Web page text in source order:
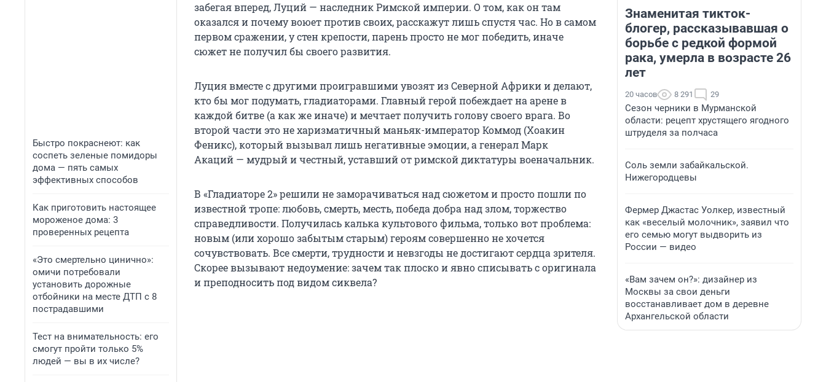
Быстро покраснеют: как
соспеть зеленые помидоры
дома — пять самых
эффективных способов
Как приготовить настоящее
мороженое дома: 3
проверенных рецепта
«Это смертельно цинично»:
омичи потребовали
установить дорожные
отбойники на месте ДТП с 8
пострадавшими
Тест на внимательность: его
смогут пройти только 5%
людей — вы в их числе?
забегая вперед, Луций — наследник Римской империи. О том, как он там
оказался и почему воюет против своих, расскажут лишь спустя час. Но в самом
первом сражении, у стен крепости, парень просто не мог победить, иначе
сюжет не получил бы своего развития.
Луция вместе с другими проигравшими увозят из Северной Африки и делают,
кто бы мог подумать, гладиаторами. Главный герой побеждает на арене в
каждой битве (а как же иначе) и мечтает получить голову своего врага. Во
второй части это не харизматичный маньяк-император Коммод (Хоакин
Феникс), который вызывал лишь негативные эмоции, а генерал Марк
Акаций — мудрый и честный, уставший от римской диктатуры военачальник.
В «Гладиаторе 2» решили не заморачиваться над сюжетом и просто пошли по
известной тропе: любовь, смерть, месть, победа добра над злом, торжество
справедливости. Получилась калька культового фильма, только вот проблема:
новым (или хорошо забытым старым) героям совершенно не хочется
сочувствовать. Все смерти, трудности и невзгоды не достигают сердца зрителя.
Скорее вызывают недоумение: зачем так плоско и явно списывать с оригинала
и преподносить под видом сиквела?
Знаменитая тикток-
блогер, рассказывавшая о
борьбе с редкой формой
рака, умерла в возрасте 26
лет
20 часов 8 291 29
Сезон черники в Мурманской
области: рецепт хрустящего ягодного
штруделя за полчаса
Соль земли забайкальской.
Нижегородцевы
Фермер Джастас Уолкер, известный
как «веселый молочник», заявил что
его семью могут выдворить из
России — видео
«Вам зачем он?»: дизайнер из
Москвы за свои деньги
восстанавливает дом в деревне
Архангельской области